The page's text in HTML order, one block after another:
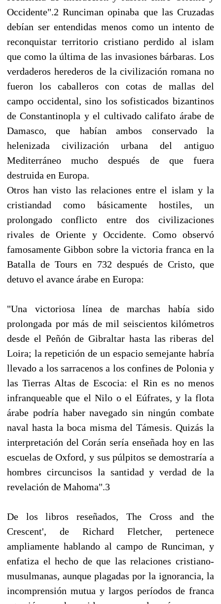
Occidente".2 Runciman opinaba que las Cruzadas
debían ser entendidas menos como un intento de
reconquistar territorio cristiano perdido al islam
que como la última de las invasiones bárbaras. Los
verdaderos herederos de la civilización romana no
fueron los caballeros con cotas de mallas del
campo occidental, sino los sofisticados bizantinos
de Constantinopla y el cultivado califato árabe de
Damasco, que habían ambos conservado la
helenizada civilización urbana del antiguo
Mediterráneo mucho después de que fuera
destruida en Europa.
Otros han visto las relaciones entre el islam y la
cristiandad como básicamente hostiles, un
prolongado conflicto entre dos civilizaciones
rivales de Oriente y Occidente. Como observó
famosamente Gibbon sobre la victoria franca en la
Batalla de Tours en 732 después de Cristo, que
detuvo el avance árabe en Europa:
"Una victoriosa línea de marchas había sido
prolongada por más de mil seiscientos kilómetros
desde el Peñón de Gibraltar hasta las riberas del
Loira; la repetición de un espacio semejante habría
llevado a los sarracenos a los confines de Polonia y
las Tierras Altas de Escocia: el Rin es no menos
infranqueable que el Nilo o el Eúfrates, y la flota
árabe podría haber navegado sin ningún combate
naval hasta la boca misma del Támesis. Quizás la
interpretación del Corán sería enseñada hoy en las
escuelas de Oxford, y sus púlpitos se demostraría a
hombres circuncisos la santidad y verdad de la
revelación de Mahoma".3
De los libros reseñados, The Cross and the
Crescent', de Richard Fletcher, pertenece
ampliamente hablando al campo de Runciman, y
enfatiza el hecho de que las relaciones cristiano-
musulmanas, aunque plagadas por la ignorancia, la
incomprensión mutua y largos períodos de franca